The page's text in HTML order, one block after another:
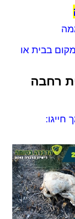
בבית או
רחבה
חייגו: